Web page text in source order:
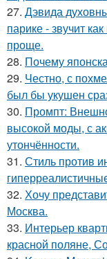
27. Дэвида
парике - звучит
проще.
28. Почему
29. Честно, с
был бы укушен
30. Промпт:
высокой моды, с
утончённости.
31. Стиль против
32. Хочу
Москва.
33. Интерьер
красной поляне,